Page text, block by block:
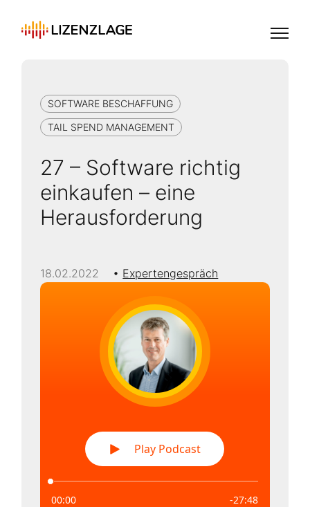
SOFTWARE BESCHAFFUNG
TAIL SPEND MANAGEMENT
27 – Software richtig
einkaufen – eine
Herausforderung
18.02.2022 Expertengespräch